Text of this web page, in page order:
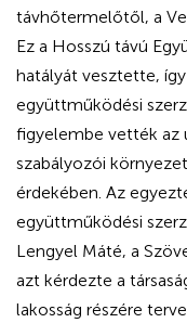
távhőtermelőtől, a
Ez a Hosszú távú
hatályát vesztette,
együttműködési
figyelembe vették az
szabályozói
érdekében. Az
együttműködési
Lengyel Máté, a
azt kérdezte a
lakosság részére